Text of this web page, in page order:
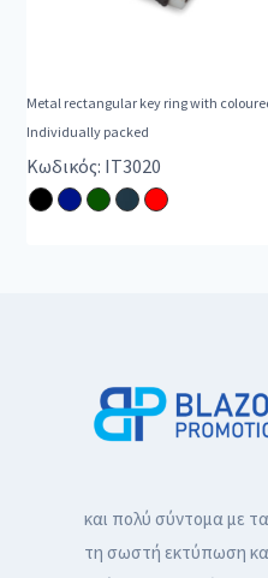
Metal rectangular key ring with
Individually packed
Κωδικός: IT3020
και πολύ σύντομα με
τη σωστή εκτύπωση